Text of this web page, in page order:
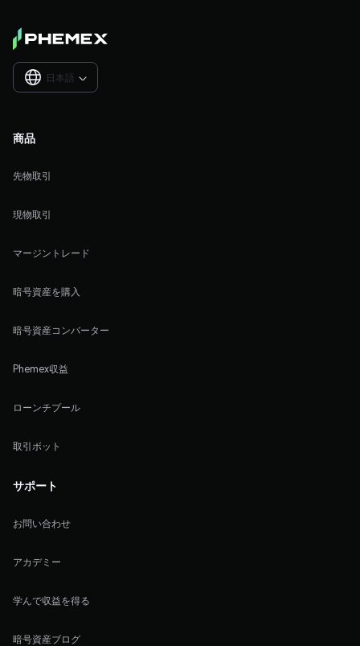
日本語 
商品
先物取引
現物取引
マージントレード
暗号資産を購入
暗号資産コンバーター
Phemex収益
ローンチプール
取引ボット
サポート
お問い合わせ
アカデミー
学んで収益を得る
暗号資産ブログ